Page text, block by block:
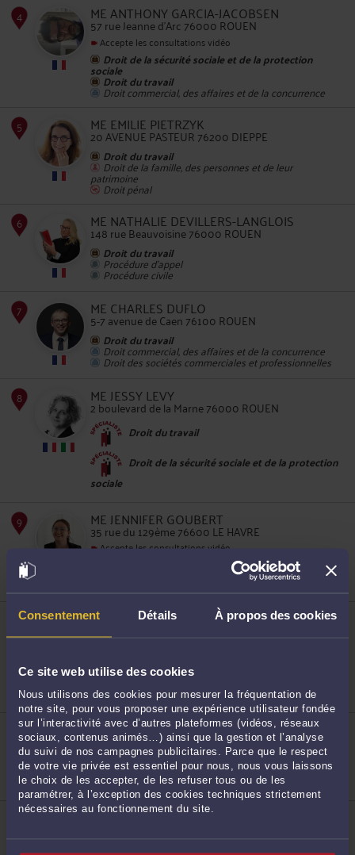
Consentement Détails À propos des cookies
Ce site web utilise des cookies
Nous utilisons des cookies pour mesurer la fréquentation de
notre site, pour vous proposer une expérience utilisateur fondée
sur l’interactivité avec d’autres plateformes (vidéos, réseaux
sociaux, contenus animés…) ainsi que la gestion et l’analyse
du suivi de nos campagnes publicitaires. Parce que le respect
de votre vie privée est essentiel pour nous, nous vous laissons
le choix de les accepter, de les refuser tous ou de les
paramétrer, à l’exception des cookies techniques strictement
nécessaires au fonctionnement du site.
3 ME ANTHONY GARCIA-JACOBSEN
57 rue Jeanne d'Arc 76000 ROUEN
Accepte les consultations vidéo
Droit de la sécurité sociale et de la protection
sociale
Droit du travail
Droit commercial, des affaires et de la concurrence
5
ME EMILIE PIETRZYK
20 AVENUE PASTEUR 76200 DIEPPE
Droit du travail
Droit de la famille, des personnes et de leur
patrimoine
Droit pénal
ME NATHALIE DEVILLERS-LANGLOIS
148 rue Beauvoisine 76000 ROUEN
Droit du travail
Procédure d'appel
Procédure civile
7
ME CHARLES DUFLO
5-7 avenue de Caen 76100 ROUEN
Droit du travail
Droit commercial, des affaires et de la concurrence
Droit des sociétés commerciales et professionnelles
8
ME JESSY LEVY
2 boulevard de la Marne 76000 ROUEN
Droit du travail
Droit de la sécurité sociale et de la protection
sociale
9
ME JENNIFER GOUBERT
35 rue du 129ème 76600 LE HAVRE
Accepte les consultations vidéo
ME MYLÈNE ALLO
Droit de la sécurité sociale et de la protection
sociale
Droit de la santé
Droit du dommage corporel
ME MARIE-AGNÈS BOTTAIS
20 passage de la Luciline 76000 ROUEN
Accepte les consultations vidéo
Droit du travail
Droit fiscal et droit douanier
ME AURÉLIE BLOQUET